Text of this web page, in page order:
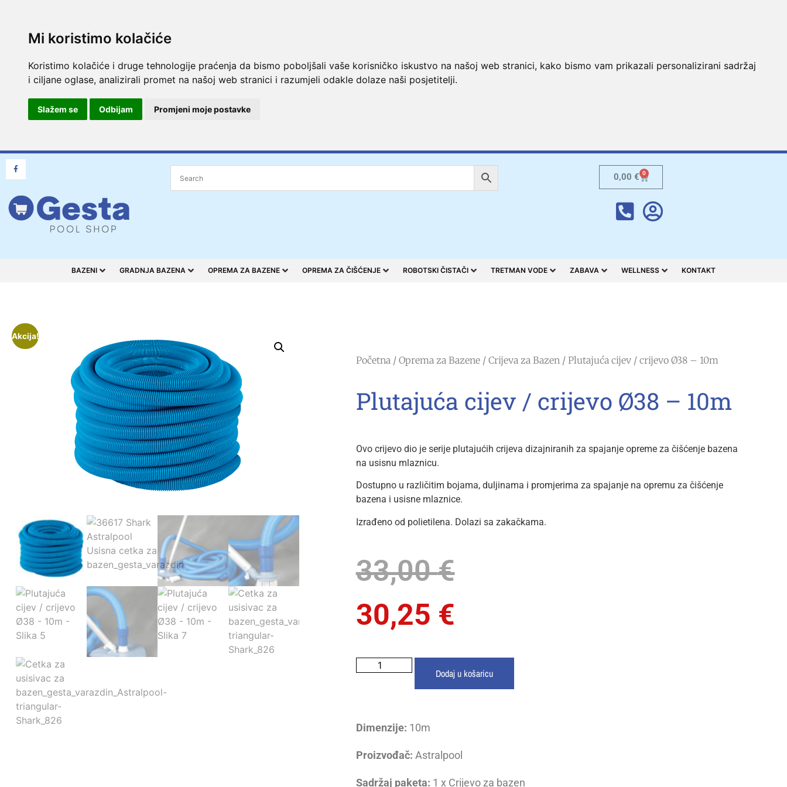
Mi koristimo kolačiće
Koristimo kolačiće i druge tehnologije praćenja da bismo poboljšali vaše korisničko iskustvo na našoj web stranici, kako bismo vam prikazali personalizirani sadržaj
i ciljane oglase, analizirali promet na našoj web stranici i razumjeli odakle dolaze naši posjetitelji.
Slažem se Odbijam Promjeni moje postavke
0,00€ 0
BAZENI GRADNJA BAZENA OPREMA ZA BAZENE OPREMA ZA ČIŠĆENJE ROBOTSKI ČISTAČI TRETMAN VODE ZABAVA WELLNESS KONTAKT
Akcija!
Početna/ Oprema za Bazene/ Crijeva za Bazen/ Plutajuća cijev / crijevo Ø38 – 10m
Plutajuća cijev / crijevo Ø38 – 10m
Ovo crijevo dio je serije plutajućih crijeva dizajniranih za spajanje opreme za čišćenje bazena
na usisnu mlaznicu.
Dostupno u različitim bojama, duljinama i promjerima za spajanje na opremu za čišćenje
bazena i usisne mlaznice.
Izrađeno od polietilena. Dolazi sa zakačkama.
33,00€
30,25 €
Dodaj u košaricu
Dimenzije: 10m
Proizvođač: Astralpool
Sadržaj paketa: 1 x Crijevo za bazen